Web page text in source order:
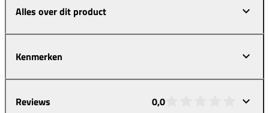
Alles over dit product
Kenmerken
Reviews 0,0